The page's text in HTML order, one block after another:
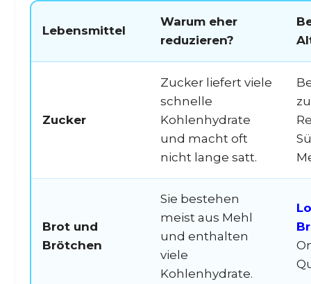
Lebensmittel
Warum eher
reduzieren?
Zucker
Zucker liefert viele
schnelle
Kohlenhydrate
und macht oft
nicht lange satt.
Brot und
Brötchen
Sie bestehen
meist aus Mehl
und enthalten
viele
Kohlenhydrate.